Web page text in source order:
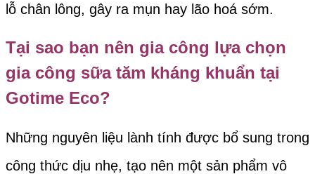
lỗ chân lông, gây ra mụn hay lão hoá sớm.
Tại sao bạn nên gia công lựa chọn
gia công sữa tăm kháng khuẩn tại
Gotime Eco?
Những nguyên liệu lành tính được bổ sung trong
công thức dịu nhẹ, tạo nên một sản phẩm vô